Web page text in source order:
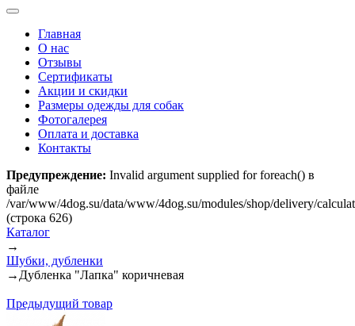
Главная
О нас
Отзывы
Сертификаты
Акции и скидки
Размеры одежды для собак
Фотогалерея
Оплата и доставка
Контакты
Предупреждение: Invalid argument supplied for foreach() в
файле
/var/www/4dog.su/data/www/4dog.su/modules/shop/delivery/
(строка 626)
Каталог
→
Шубки, дубленки
→ Дубленка "Лапка" коричневая
Предыдущий товар